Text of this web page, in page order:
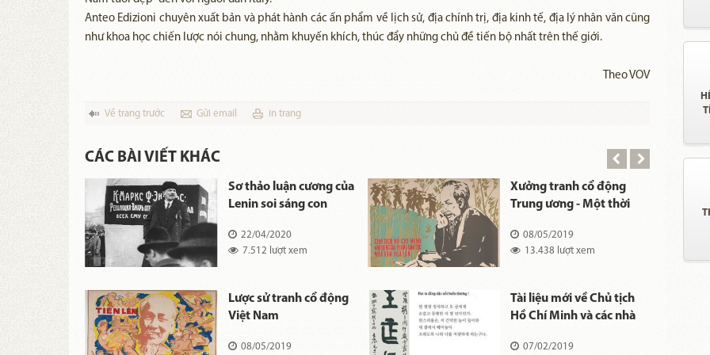
Anteo Edizioni chuyên xuất bản và phát hành các ấn phẩm về lịch sử, địa chính trị, địa kinh tế, địa lý nhân văn cũng
như khoa học chiến lược nói chung, nhằm khuyến khích, thúc đẩy những chủ đề tiến bộ nhất trên thế giới.
Theo VOV
Về trang trước Gửi email in trang
CÁC BÀI VIẾT KHÁC
Sơ thảo luận cương của
Lenin soi sáng con
Nam22/04/2020
7.512 lượt xem
Xưởng tranh cổ động
Trung ương - Một thời
08/05/2019
13.438 lượt xem
Lược sử tranh cổ động
Việt Nam
08/05/2019
Tài liệu mới về Chủ tịch
Hồ Chí Minh và các nhà
07/02/2019